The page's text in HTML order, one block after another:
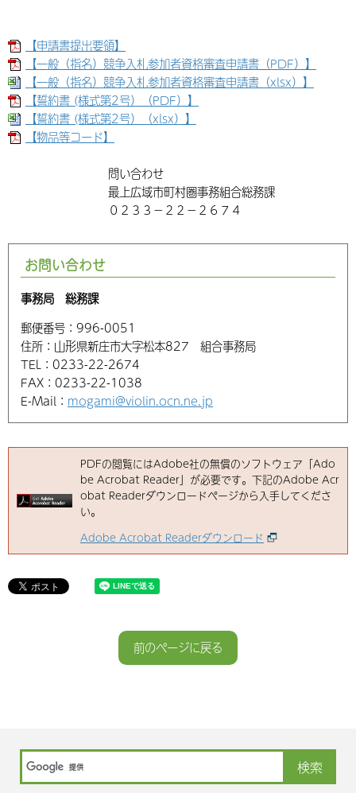
【申請書提出要領】
【一般（指名）競争入札参加者資格審査申請書（PDF）】
【一般（指名）競争入札参加者資格審査申請書（xlsx）】
【誓約書 (様式第2号）（PDF）】
【誓約書 (様式第2号）（xlsx）】
【物品等コード】
問い合わせ
最上広域市町村圏事務組合総務課
０２３３−２２−２６７４
お問い合わせ
事務局 総務課
郵便番号： 996-0051
住所： 山形県新庄市大字松本827 組合事務局
TEL： 0233-22-2674
FAX： 0233-22-1038
E-Mail： mogami@violin.ocn.ne.jp
PDFの閲覧にはAdobe社の無償のソフトウェア「Ado
be Acrobat Reader」が必要です。下記のAdobe Acr
obat Readerダウンロードページから入手してくださ
い。
Adobe Acrobat Readerダウンロード
前のページに戻る